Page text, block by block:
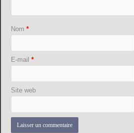
Nom*
E-mail*
Site web